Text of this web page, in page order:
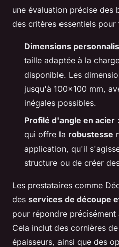
une évaluation précise des
des critères essentiels
Dimensions
taille adaptée à la
disponible. Les
jusqu'à 100x100 mm,
inégales possibles.
Profilé d'angle en acier
qui offre la robustesse
application, qu'il
structure ou de créer
Les prestataires comme
des services de découpe
pour répondre
Cela inclut des cornières
épaisseurs, ainsi que des